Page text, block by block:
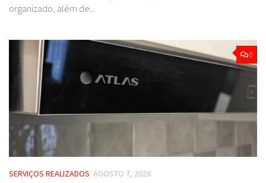
organizado, além de...
0
SERVIÇOS REALIZADOS AGOSTO 7, 2026